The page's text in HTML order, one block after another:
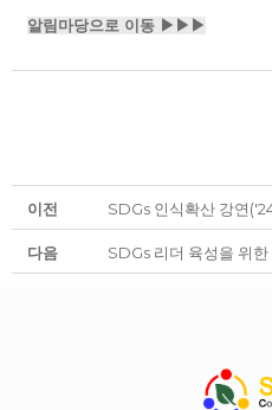
알림마당으로 이동 ▶▶▶
이전 SDGs 인식확산 강연
다음 SDGs 리더 육성을 위